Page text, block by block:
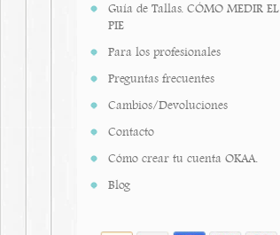
Guía de Tallas. CÓMO MEDIR EL
PIE
Para los profesionales
Preguntas frecuentes
Cambios/Devoluciones
Contacto
Cómo crear tu cuenta OKAA.
Blog